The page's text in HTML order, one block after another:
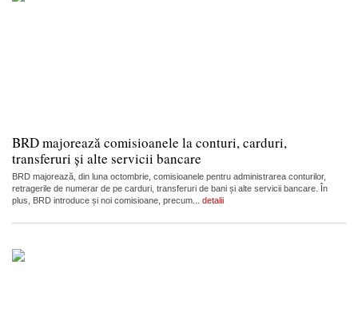
BRD majorează comisioanele la conturi, carduri,
transferuri și alte servicii bancare
BRD majorează, din luna octombrie, comisioanele pentru administrarea conturilor,
retragerile de numerar de pe carduri, transferuri de bani și alte servicii bancare. În
plus, BRD introduce și noi comisioane, precum... detalii